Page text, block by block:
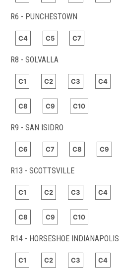
R6 - PUNCHESTOWN
C4 C5 C7
R8 - SOLVALLA
C1 C2 C3 C4
C8 C9 C10
R9 - SAN ISIDRO
C6 C7 C8 C9
R13 - SCOTTSVILLE
C1 C2 C3 C4
C8 C9 C10
R14 - HORSESHOE INDIANAPOLIS
C1 C2 C3 C4